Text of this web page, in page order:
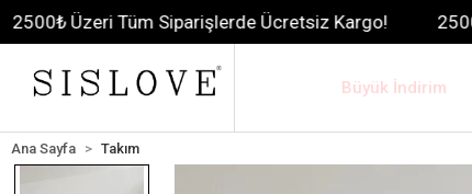
Tüm Siparişlerde Ücretsiz Kargo! 2500₺ Üzeri
Büyük İndirim
Ana Sayfa Takım